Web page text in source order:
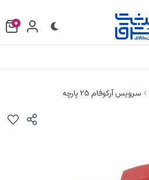
سرویس آرکوفام 25 پارچه
0